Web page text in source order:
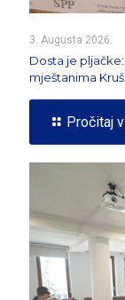
3. Augusta 2026.
Dosta je
mještanima
Pročitaj